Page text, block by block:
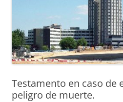
Testamento en caso de
peligro de muerte.